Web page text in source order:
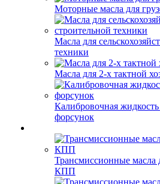
Моторные масла для
Масла для
техники
Масла для 2-х тактной
Калибровочная
форсунок
Трансмиссионные масла
КПП